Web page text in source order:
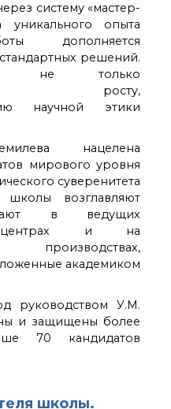
систему «мастер-
уникального опыта
дополняется
решений.
не только
росту,
научной этики
нацелена
мирового уровня
суверенитета
школы возглавляют
в ведущих
центрах и на
производствах,
академиком
руководством У.М.
и защищены более
70 кандидатов
школы.